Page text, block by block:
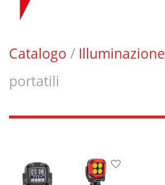
Catalogo / Illuminazione
portatili